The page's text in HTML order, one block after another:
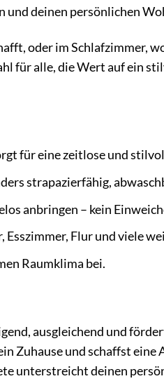
und deinen persönlichen
oder im Schlafzimmer,
für alle, die Wert auf ein
für eine zeitlose und
strapazierfähig,
anbringen – kein
Flur und viele
Raumklima bei.
ausgleichend und
Zuhause und schaffst eine
unterstreicht deinen